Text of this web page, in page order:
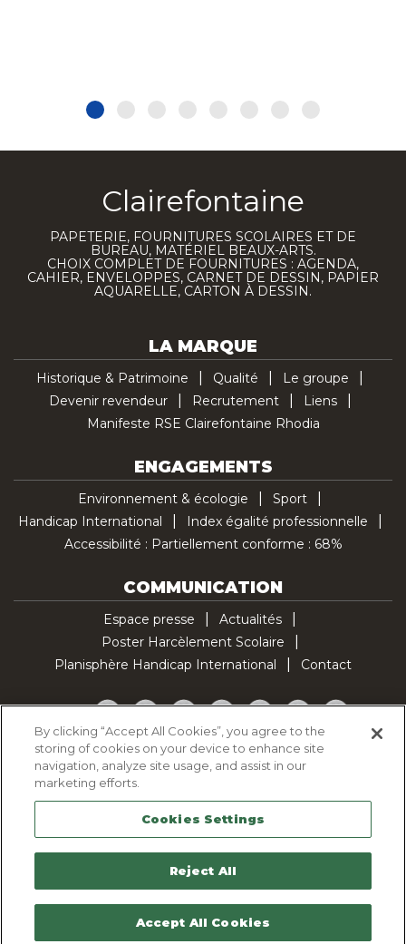
Clairefontaine
PAPETERIE, FOURNITURES SCOLAIRES ET DE
BUREAU, MATÉRIEL BEAUX-ARTS.
CHOIX COMPLET DE FOURNITURES : AGENDA,
CAHIER, ENVELOPPES, CARNET DE DESSIN, PAPIER
AQUARELLE, CARTON À DESSIN.
LA MARQUE
Historique & Patrimoine Qualité
Le groupe
Devenir revendeur
Recrutement
Liens
Manifeste RSE Clairefontaine Rhodia
ENGAGEMENTS
Environnement & écologie
Sport
Handicap International
Index égalité professionnelle
Accessibilité : Partiellement conforme : 68%
COMMUNICATION
Espace presse
Actualités
Poster Harcèlement Scolaire
Planisphère Handicap International
Contact
Facebook
TwitterYouTubePinterestInstagramLinkedInTikTok
Politique d'utilisation des cookies
Politique de confidentialité
Mentions légales
Plan du site
Contactez-nous
By clicking “Accept All Cookies”, you agree to the
storing of cookies on your device to enhance site
navigation, analyze site usage, and assist in our
marketing efforts.
Cookies Settings
Reject All
Accept All Cookies